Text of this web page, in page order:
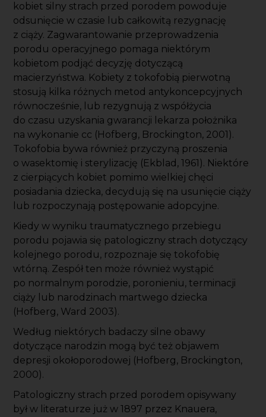
kobiet silny strach przed porodem powoduje
odsunięcie w czasie lub całkowitą rezygnację
z ciąży. Zagwarantowanie przeprowadzenia
porodu operacyjnego pomaga niektórym
kobietom podjąć decyzję dotyczącą
macierzyństwa. Kobiety z tokofobią pierwotną
stosują kilka różnych metod antykoncepcyjnych
równocześnie, lub rezygnują z współżycia
do czasu uzyskania gwarancji lekarza położnika
na wykonanie cc (Hofberg, Brockington, 2001).
Tokofobia bywa również przyczyną proszenia
o wasektomię i sterylizację (Ekblad, 1961). Niektóre
z cierpiących kobiet pomimo wielkiej chęci
posiadania dziecka, decydują się na usunięcie ciąży
lub rozpoczynają postępowanie adopcyjne.
Kiedy w wyniku traumatycznego przebiegu
porodu pojawia się patologiczny strach dotyczący
kolejnego porodu, rozpoznaje się tokofobię
wtórną. Zespół ten może również wystąpić
po normalnym porodzie, poronieniu, terminacji
ciąży lub narodzinach martwego dziecka
(Hofberg, Ward 2003).
Według niektórych badaczy silne obawy
dotyczące narodzin mogą być też objawem
depresji okołoporodowej (Hofberg, Brockington,
2000).
Patologiczny strach przed porodem opisywany
był w literaturze już w 1897 przez Knauera,